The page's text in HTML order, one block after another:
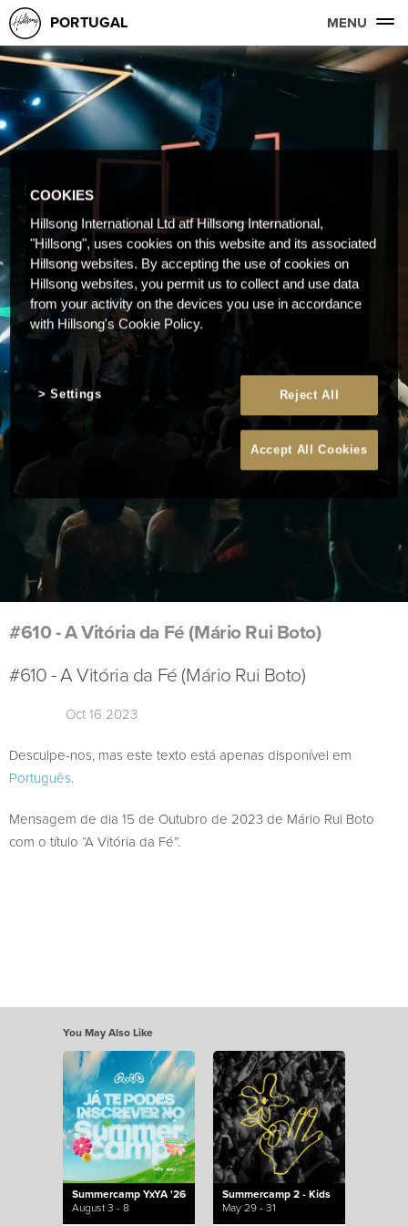
PORTUGAL MENU
#610 - A Vitória da Fé (Mário Rui Boto)
#610 - A Vitória da Fé (Mário Rui Boto)
Oct 16 2023
Desculpe-nos, mas este texto está apenas disponível em
Português.
Mensagem de dia 15 de Outubro de 2023 de Mário Rui Boto
com o título “A Vitória da Fé”.
You May Also Like
Summercamp YxYA '26
August 3 - 8
Summercamp 2 - Kids
May 29 - 31
COOKIES
Hillsong International Ltd atf Hillsong International,
"Hillsong", uses cookies on this website and its associated
Hillsong websites. By accepting the use of cookies on
Hillsong websites, you permit us to collect and use data
from your activity on the devices you use in accordance
with Hillsong's Cookie Policy.
Reject All
Accept All Cookies
Settings